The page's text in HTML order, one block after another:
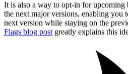
It is also a way to opt-in for upcoming
the next major versions, enabling you
next version while staying on the
Flags blog postgreatly explains this